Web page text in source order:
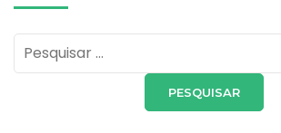
Pesquisar
por: